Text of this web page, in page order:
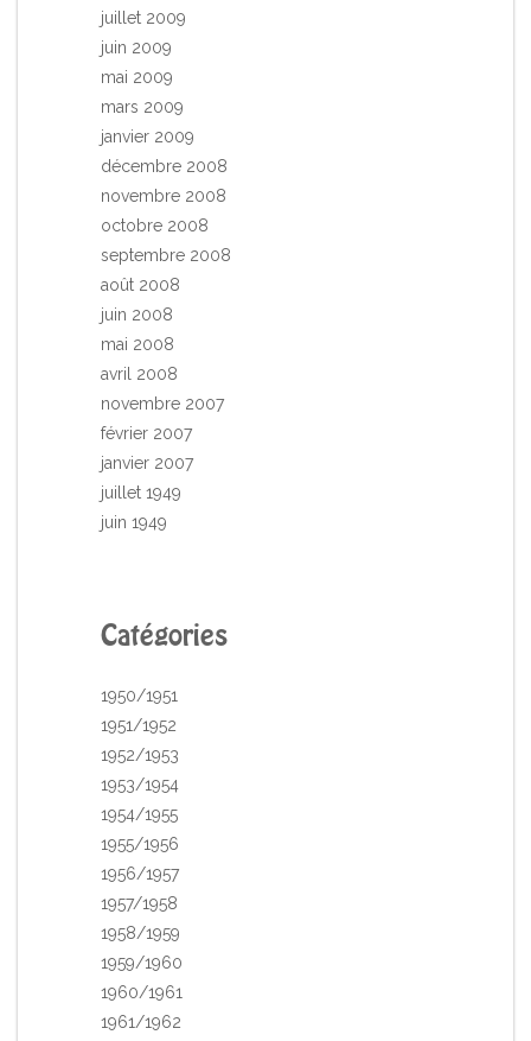
juillet 2009
juin 2009
mai 2009
mars 2009
janvier 2009
décembre 2008
novembre 2008
octobre 2008
septembre 2008
août 2008
juin 2008
mai 2008
avril 2008
novembre 2007
février 2007
janvier 2007
juillet 1949
juin 1949
Catégories
1950/1951
1951/1952
1952/1953
1953/1954
1954/1955
1955/1956
1956/1957
1957/1958
1958/1959
1959/1960
1960/1961
1961/1962